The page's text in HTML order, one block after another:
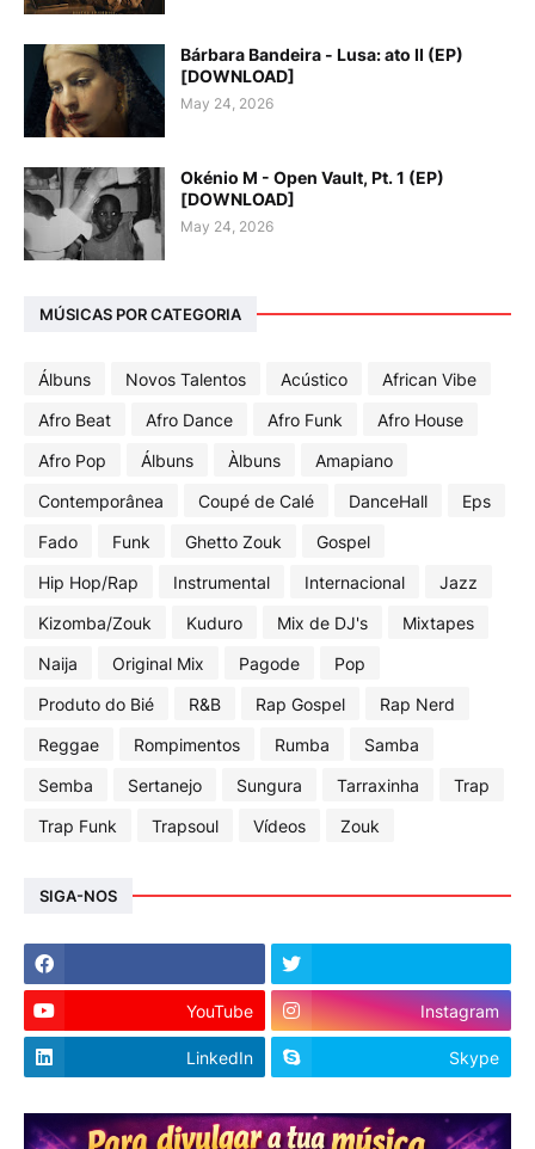
Bárbara Bandeira - Lusa: ato II (EP)
[DOWNLOAD]
May 24, 2026
Okénio M - Open Vault, Pt. 1 (EP)
[DOWNLOAD]
May 24, 2026
MÚSICAS POR CATEGORIA
Álbuns Novos Talentos Acústico
African Vibe
Afro Beat
Afro Dance Afro Funk
Afro House
Afro Pop
Álbuns Àlbuns
Amapiano
Contemporânea
Coupé de Calé DanceHall
Eps
Fado
Funk Ghetto Zouk
Gospel
Hip Hop/Rap
Instrumental Internacional
Jazz
Kizomba/Zouk
Kuduro Mix de DJ's
Mixtapes
Naija
Original Mix Pagode
Pop
Produto do Bié
R&B Rap Gospel
Rap Nerd
Reggae
Rompimentos Rumba
Samba
Semba
Sertanejo Sungura Tarraxinha
Trap
Trap Funk
Trapsoul Vídeos Zouk
SIGA-NOS
YouTube Instagram
LinkedIn Skype